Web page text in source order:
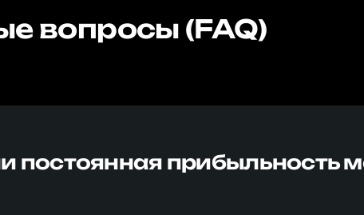
вопросы (FAQ)
постоянная прибыльность